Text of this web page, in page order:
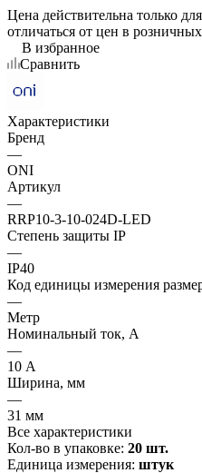
Цена действительна только
отличаться от цен в
В избранное
Сравнить
Характеристики
Бренд
—
ONI
Артикул
—
RRP10-3-10-024D-LED
Степень защиты IP
—
IP40
Код единицы измерения
—
Метр
Номинальный ток, А
—
10 А
Ширина, мм
—
31 мм
Все характеристики
Кол-во в упаковке: 20 шт.
Единица измерения: штук